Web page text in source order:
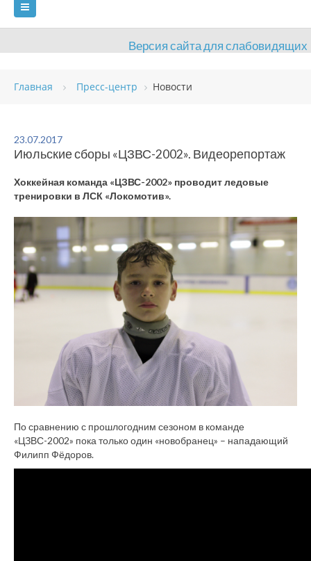
Версия сайта для слабовидящих
ГЛАВНАЯ
ВИДЫ СПОРТА
ОЦЕНКА КАЧЕСТВА ОБРАЗОВАНИЯ
ПЛАТНЫЕ УСЛУГИ КОНТАКТЫ
Главная Пресс-центр Новости
23.07.2017
Июльские сборы «ЦЗВС-2002». Видеорепортаж
Хоккейная команда «ЦЗВС-2002» проводит ледовые
тренировки в ЛСК «Локомотив».
По сравнению с прошлогодним сезоном в команде
«ЦЗВС-2002» пока только один «новобранец» – нападающий
Филипп Фёдоров.